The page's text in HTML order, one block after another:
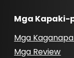
Mga Kapaki-
Mga
Mga Review